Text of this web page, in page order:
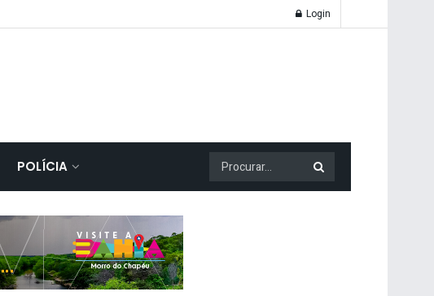
Login
POLÍCIA